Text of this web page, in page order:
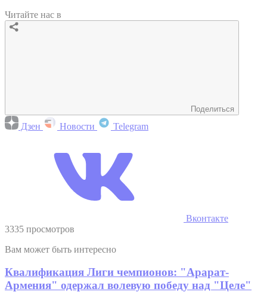
Читайте нас в
Поделиться
Дзен Новости Telegram
Вконтакте
3335 просмотров
Вам может быть интересно
Квалификация Лиги чемпионов: "Арарат-
Армения" одержал волевую победу над "Целе"